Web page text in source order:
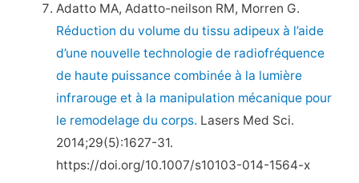
Adatto MA, Adatto-neilson RM, Morren G.
Réduction du volume du tissu adipeux à l’aide
d’une nouvelle technologie de radiofréquence
de haute puissance combinée à la lumière
infrarouge et à la manipulation mécanique pour
le remodelage du corps. Lasers Med Sci.
2014;29(5):1627-31.
https://doi.org/10.1007/s10103-014-1564-x